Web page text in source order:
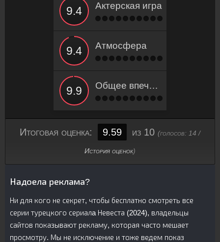
Актерская игра
Атмосфера
Общее впечатление
Итоговая оценка: 9.59 из 10 (голосов: 14 /
История оценок)
Надоела реклама?
Ни для кого не секрет, чтобы бесплатно смотреть все
серии турецкого сериалa Невеста (2024), владельцы
сайтов показывают рекламу, которая часто мешает
просмотру. Мы не исключение и тоже ведем показ